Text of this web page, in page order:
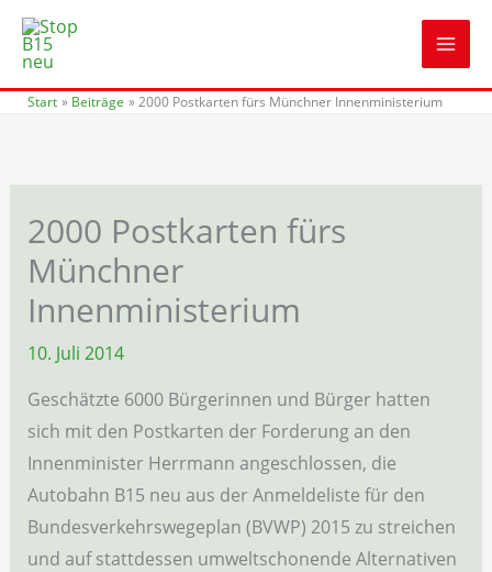
Zum
Inhalt
Start Beiträge 2000 Postkarten fürs Münchner Innenministerium
2000 Postkarten fürs
Münchner
Innenministerium
10. Juli 2014
Geschätzte 6000 Bürgerinnen und Bürger hatten
sich mit den Postkarten der Forderung an den
Innenminister Herrmann angeschlossen, die
Autobahn B15 neu aus der Anmeldeliste für den
Bundesverkehrswegeplan (BVWP) 2015 zu streichen
und auf stattdessen umweltschonende Alternativen